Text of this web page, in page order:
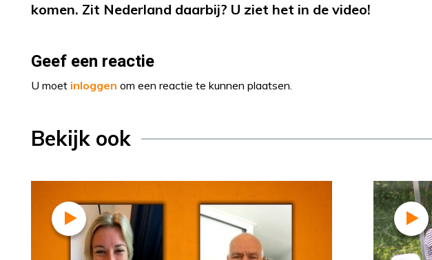
komen. Zit Nederland daarbij? U ziet het in de video!
Geef een reactie
U moet inloggen om een reactie te kunnen plaatsen.
Bekijk ook